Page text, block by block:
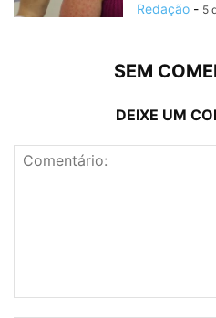
Redação - 5
SEM
DEIXE UM